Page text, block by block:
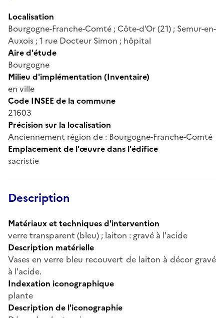
Localisation
Bourgogne-Franche-Comté ; Côte-d'Or (21) ; Semur-en-
Auxois ; 1 rue Docteur Simon ; hôpital
Aire d'étude
Bourgogne
Milieu d'implémentation (Inventaire)
en ville
Code INSEE de la commune
21603
Précision sur la localisation
Anciennement région de : Bourgogne-Franche-Comté
Emplacement de l'œuvre dans l'édifice
sacristie
Description
Matériaux et techniques d'intervention
verre transparent (bleu) ; laiton : gravé à l'acide
Description matérielle
Vases en verre bleu recouvert de laiton à décor gravé
à l'acide.
Indexation iconographique
plante
Description de l'iconographie